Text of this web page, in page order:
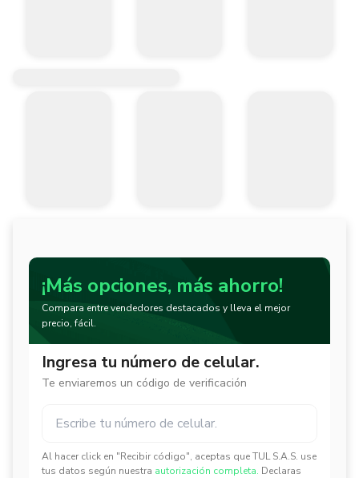
¡Más opciones, más ahorro!
Compara entre vendedores destacados y lleva el mejor
precio, fácil.
Ingresa tu número de celular.
Te enviaremos un código de verificación
Al hacer click en "Recibir código", aceptas que TUL S.A.S. use
tus datos según nuestra autorización completa. Declaras
✕
✕